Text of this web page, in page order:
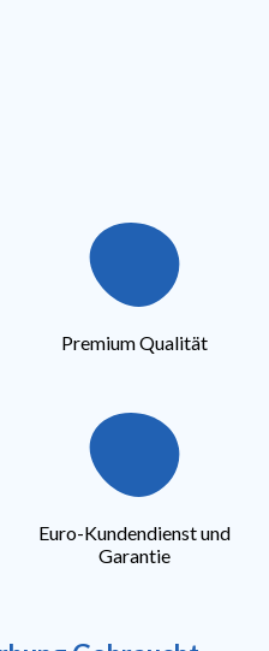
Premium Qualität
Euro-Kundendienst und
Garantie